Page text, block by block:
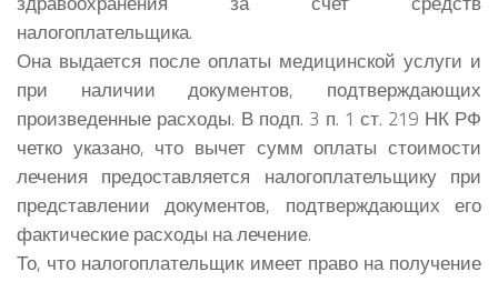
налогоплательщика.
Она выдается после оплаты медицинской услуги и
при наличии документов, подтверждающих
произведенные расходы. В подп. 3 п. 1 ст. 219 НК РФ
четко указано, что вычет сумм оплаты стоимости
лечения предоставляется налогоплательщику при
представлении документов, подтверждающих его
фактические расходы на лечение.
То, что налогоплательщик имеет право на получение